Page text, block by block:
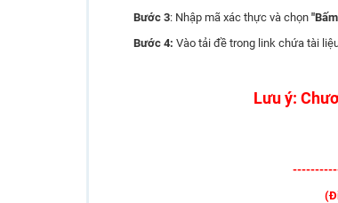
Bước 3: Nhập mã xác thực và chọn
Bước 4: Vào tải đề trong link chứa tài
Lưu ý: